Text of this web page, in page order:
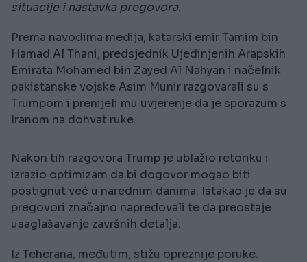
situacije i nastavka pregovora.
Prema navodima medija, katarski emir Tamim bin
Hamad Al Thani, predsjednik Ujedinjenih Arapskih
Emirata Mohamed bin Zayed Al Nahyan i načelnik
pakistanske vojske Asim Munir razgovarali su s
Trumpom i prenijeli mu uvjerenje da je sporazum s
Iranom na dohvat ruke.
Nakon tih razgovora Trump je ublažio retoriku i
izrazio optimizam da bi dogovor mogao biti
postignut već u narednim danima. Istakao je da su
pregovori značajno napredovali te da preostaje
usaglašavanje završnih detalja.
Iz Teherana, međutim, stižu opreznije poruke.